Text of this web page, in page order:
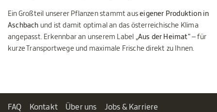
Ein Großteil unserer Pflanzen stammt auseigener Produktion in
Aschbach und ist damit optimal an das österreichische Klima
angepasst. Erkennbar an unserem Label „Aus der Heimat"– für
kurze Transportwege und maximale Frische direkt zu Ihnen.
FAQ Kontakt Über uns Jobs & Karriere